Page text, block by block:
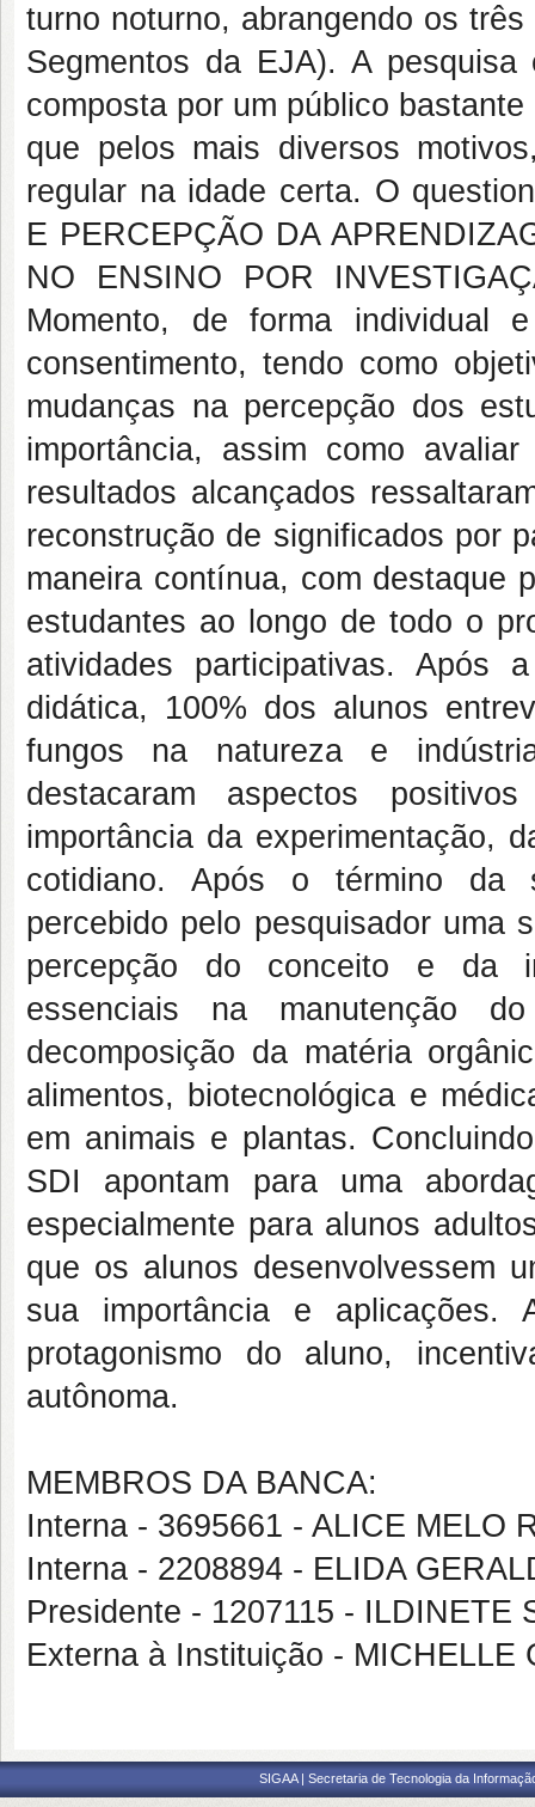
turno noturno, abrangendo os
Segmentos da EJA). A pesquisa
composta por um público
que pelos mais diversos
regular na idade certa. O
E PERCEPÇÃO DA
NO ENSINO POR
Momento, de forma individual
consentimento, tendo como
mudanças na percepção dos
importância, assim como
resultados alcançados
reconstrução de significados por
maneira contínua, com destaque
estudantes ao longo de todo o
atividades participativas. Após
didática, 100% dos alunos
fungos na natureza e
destacaram aspectos
importância da experimentação,
cotidiano. Após o término da
percebido pelo pesquisador uma
percepção do conceito e da
essenciais na manutenção
decomposição da matéria
alimentos, biotecnológica e
em animais e plantas.
SDI apontam para uma
especialmente para alunos
que os alunos desenvolvessem
sua importância e aplicações.
protagonismo do aluno,
autônoma.
MEMBROS DA BANCA:
Interna - 3695661 - ALICE MELO
Interna - 2208894 - ELIDA
Presidente - 1207115 - ILDINETE
Externa à Instituição - MICHELLE
SIGAA | Secretaria de Tecnologia da